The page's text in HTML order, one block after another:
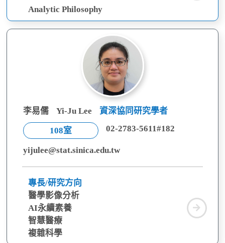
Analytic Philosophy
恩
李易儒 Yi-Ju Lee 資深協同研究學者
108室 02-2783-5611#182
yijulee@stat.sinica.edu.tw
專長/研究方向
醫學影像分析
AI永續素養
智慧醫療
複雜科學
李
易